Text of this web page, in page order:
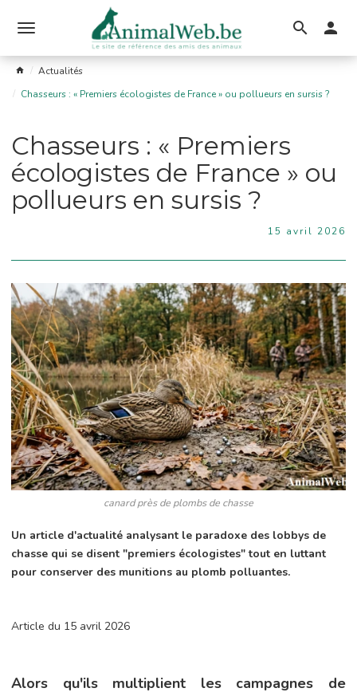
le
menu
Actualités
Chasseurs : « Premiers écologistes de France » ou pollueurs en sursis ?
Chasseurs : « Premiers
écologistes de France » ou
pollueurs en sursis ?
15 avril 2026
canard près de plombs de chasse
Un article d'actualité analysant le paradoxe des lobbys de
chasse qui se disent "premiers écologistes" tout en luttant
pour conserver des munitions au plomb polluantes.
Article du 15 avril 2026
Alors qu'ils multiplient les campagnes de